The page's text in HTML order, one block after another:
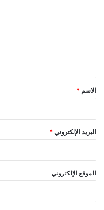
*
الاسم *
البريد الإلكتروني*
الموقع الإلكتروني